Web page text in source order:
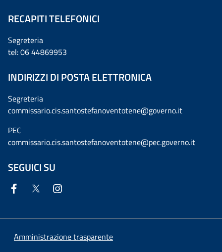
RECAPITI TELEFONICI
Segreteria
tel: 06 44869953
INDIRIZZI DI POSTA ELETTRONICA
Segreteria
commissario.cis.santostefanoventotene@governo.it
PEC
commissario.cis.santostefanoventotene@pec.governo.it
SEGUICI SU
Amministrazione trasparente